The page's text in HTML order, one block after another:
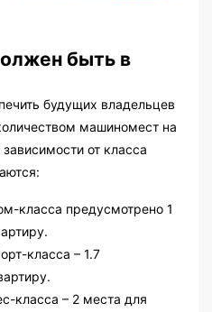
быть в
будущих владельцев
машиномест на
от класса
класса предусмотрено 1
класса – 1.7
класса – 2 места для